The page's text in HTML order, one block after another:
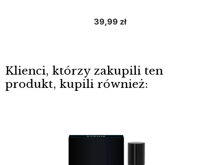
39,99 zł
Klienci, którzy zakupili ten
produkt, kupili również: